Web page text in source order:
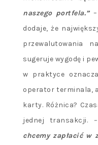
naszego portfela.”
dodaje, że
przewalutowania
sugeruje wygodę i
w praktyce
operator terminala,
karty. Różnica?
jednej transakcji.
–
chcemy zapłacić w